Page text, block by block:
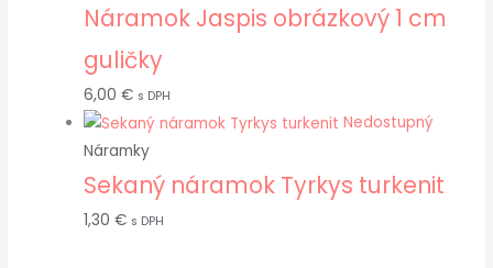
Náramok Jaspis obrázkový 1 cm
guličky
6,00 € s DPH
Nedostupný
Náramky
Sekaný náramok Tyrkys turkenit
1,30 € s DPH